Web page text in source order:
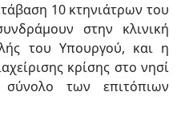
10 κτηνιάτρων του
στην κλινική
του Υπουργού, και η
κρίσης στο νησί
των επιτόπιων